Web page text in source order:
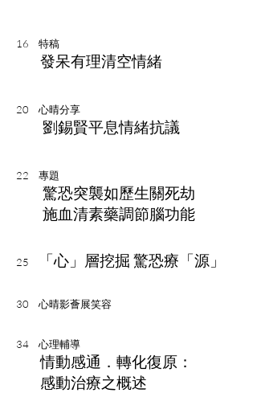
16 特稿
發呆有理清空情緒
20 心晴分享
劉錫賢平息情緒抗議
22 專題
驚恐突襲如歷生關死劫
施血清素藥調節腦功能
25 「心」層挖掘 驚恐療「源」
30 心晴影薈展笑容
34 心理輔導
情動感通．轉化復原：
感動治療之概述